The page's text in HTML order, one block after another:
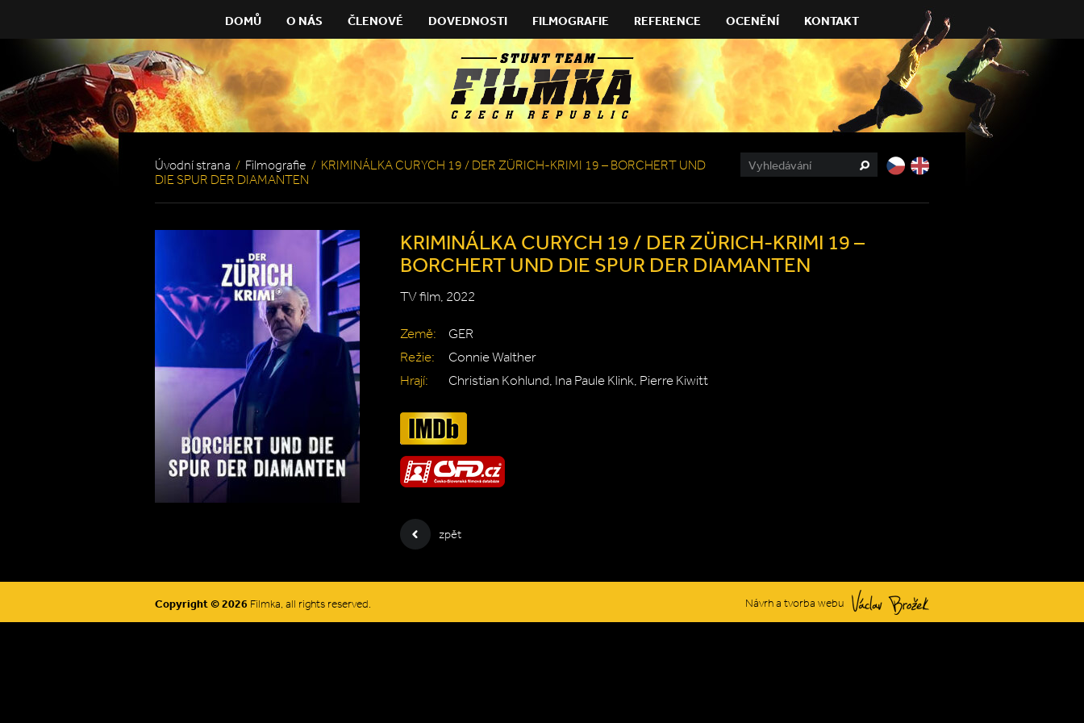
DOMŮ O NÁS ČLENOVÉ DOVEDNOSTI FILMOGRAFIE REFERENCE OCENĚNÍ KONTAKT
Úvodní strana / Filmografie / KRIMINÁLKA CURYCH 19 / DER ZÜRICH-KRIMI 19 – BORCHERT UND
DIE SPUR DER DIAMANTEN
KRIMINÁLKA CURYCH 19 / DER ZÜRICH-KRIMI 19 –
BORCHERT UND DIE SPUR DER DIAMANTEN
TV film, 2022
Země:
GER
Režie:
Connie Walther
Hrají:
Christian Kohlund, Ina Paule Klink, Pierre Kiwitt
zpět
Copyright © 2026 Filmka, all rights reserved. Návrh a tvorba webu